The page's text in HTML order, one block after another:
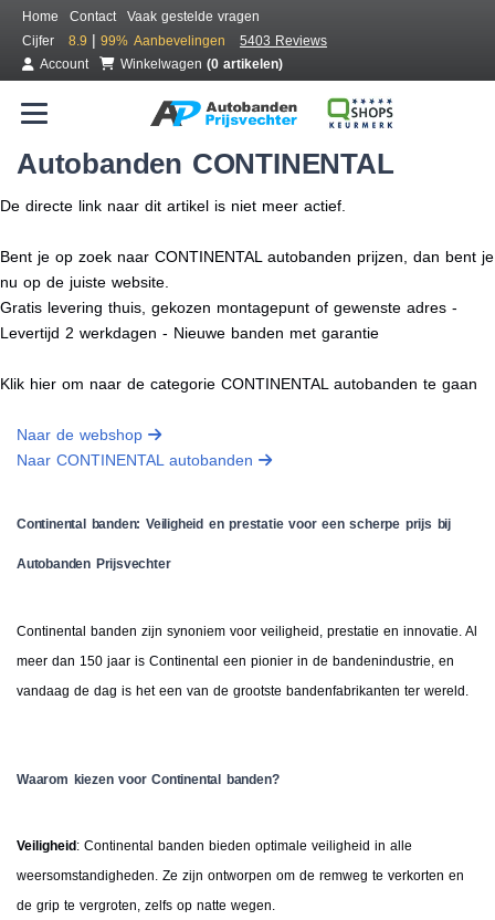
Home Contact
Vaak gestelde vragen
Cijfer
8.9 | 99% Aanbevelingen
5403 Reviews
Account
Winkelwagen (0 artikelen)
Autobanden CONTINENTAL
De directe link naar dit artikel is niet meer actief.
Bent je op zoek naar CONTINENTAL autobanden prijzen, dan bent je
nu op de juiste website.
Gratis levering thuis, gekozen montagepunt of gewenste adres -
Levertijd 2 werkdagen - Nieuwe banden met garantie
Klik hier om naar de categorie CONTINENTAL autobanden te gaan
Naar de webshop
Naar CONTINENTAL autobanden
Continental banden: Veiligheid en prestatie voor een scherpe prijs bij
Autobanden Prijsvechter
Continental banden zijn synoniem voor veiligheid, prestatie en innovatie. Al
meer dan 150 jaar is Continental een pionier in de bandenindustrie, en
vandaag de dag is het een van de grootste bandenfabrikanten ter wereld.
Waarom kiezen voor Continental banden?
Veiligheid : Continental banden bieden optimale veiligheid in alle
weersomstandigheden. Ze zijn ontworpen om de remweg te verkorten en
de grip te vergroten, zelfs op natte wegen.